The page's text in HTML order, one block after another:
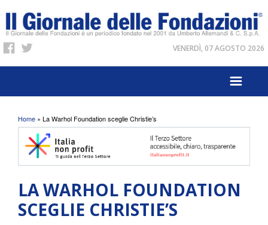
VENERDÌ, 07 AGOSTO 2026
Tu sei qui
Home » La Warhol Foundation sceglie Christie’s
LA WARHOL FOUNDATION
SCEGLIE CHRISTIE’S